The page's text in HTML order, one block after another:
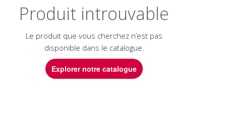
Produit introuvable
Le produit que vous cherchez n’est pas
disponible dans le catalogue.
Explorer notre catalogue